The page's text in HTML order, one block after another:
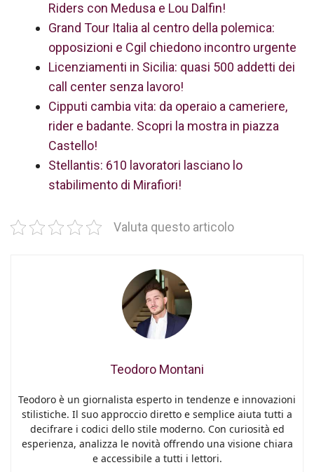
Riders con Medusa e Lou Dalfin!
Grand Tour Italia al centro della polemica:
opposizioni e Cgil chiedono incontro urgente
Licenziamenti in Sicilia: quasi 500 addetti dei
call center senza lavoro!
Cipputi cambia vita: da operaio a cameriere,
rider e badante. Scopri la mostra in piazza
Castello!
Stellantis: 610 lavoratori lasciano lo
stabilimento di Mirafiori!
Valuta questo articolo
Teodoro Montani
Teodoro è un giornalista esperto in tendenze e innovazioni
stilistiche. Il suo approccio diretto e semplice aiuta tutti a
decifrare i codici dello stile moderno. Con curiosità ed
esperienza, analizza le novità offrendo una visione chiara
e accessibile a tutti i lettori.